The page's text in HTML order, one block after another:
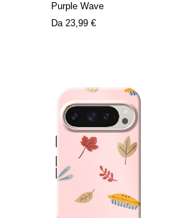
Purple Wave
Da 23,99 €